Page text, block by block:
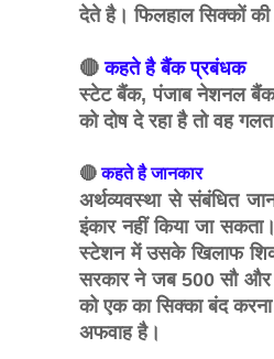
देते है। फिलहाल सिक्कों
🔴 कहते है बैंक प्रबंधक
स्टेट बैंक, पंजाब नेशनल बैंक
को दोष दे रहा है तो वह
🔴कहते है जानकार
अर्थव्यवस्था से संबंधित
इंकार नहीं किया जा
स्टेशन में उसके खिलाफ
सरकार ने जब 500 सौ और
को एक का सिक्का बंद
अफवाह है।